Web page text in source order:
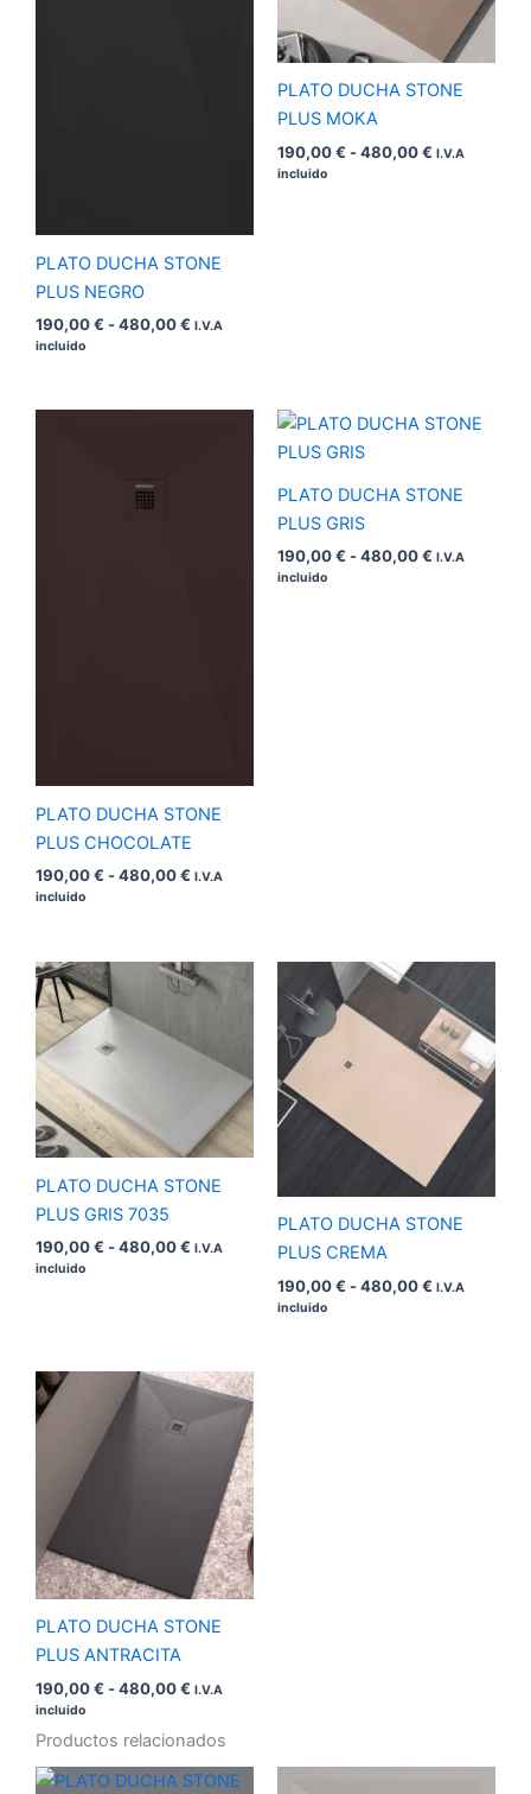
PLATO DUCHA STONE
PLUS NEGRO
190,00€ -480,00€ I.V.A
incluido
PLATO DUCHA STONE
PLUS MOKA
190,00€ -480,00€ I.V.A
incluido
PLATO DUCHA STONE
PLUS CHOCOLATE
190,00€ -480,00€ I.V.A
incluido
PLATO DUCHA STONE
PLUS GRIS
190,00€ -480,00€
Rango
190,00 €
I.V.A
incluido
PLATO DUCHA STONE
PLUS GRIS 7035
190,00€ -480,00€
Rango
de
190,00 €
hasta
480,00 €
I.V.A
incluido
PLATO DUCHA STONE
PLUS CREMA
190,00€ -480,00€
de
precios:
desde
190,00 €
hasta
480,00 €
I.V.A
incluido
PLATO DUCHA STONE
PLUS ANTRACITA
190,00€ -480,00€
Rango
de
precios:
190,00 €
hasta
480,00 €
I.V.A
incluido
Productos relacionados
Rango